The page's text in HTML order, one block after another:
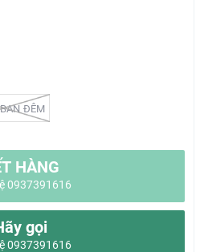
ĐÊM
HÀNG
0937391616
gọi
0937391616